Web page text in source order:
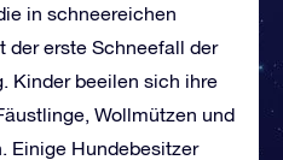
in schneereichen
der erste Schneefall der
Kinder beeilen sich ihre
Wollmützen und
Einige Hundebesitzer